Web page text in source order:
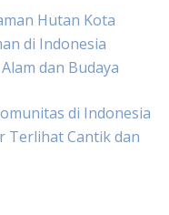
Hutan Kota
di Indonesia
dan Budaya
di Indonesia
Terlihat Cantik dan